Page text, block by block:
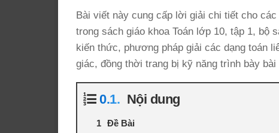
Bài viết này cung cấp lời giải chi tiết cho
trong sách giáo khoa Toán lớp 10, tập 1, bộ
kiến thức, phương pháp giải các dạng toán
giác, đồng thời trang bị kỹ năng trình bày bài
Nội dung
Đề Bài